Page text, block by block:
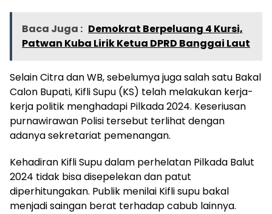
Baca Juga : Demokrat Berpeluang 4 Kursi,
Patwan Kuba Lirik Ketua DPRD Banggai Laut
Selain Citra dan WB, sebelumya juga salah satu Bakal
Calon Bupati, Kifli Supu (KS) telah melakukan kerja-
kerja politik menghadapi Pilkada 2024. Keseriusan
purnawirawan Polisi tersebut terlihat dengan
adanya sekretariat pemenangan.
Kehadiran Kifli Supu dalam perhelatan Pilkada Balut
2024 tidak bisa disepelekan dan patut
diperhitungakan. Publik menilai Kifli supu bakal
menjadi saingan berat terhadap cabub lainnya.